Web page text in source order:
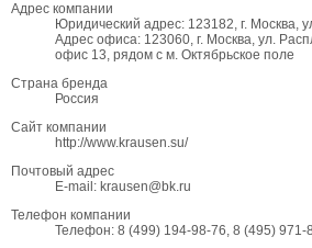
Адрес компании
Юридический адрес: 123182, г. Москва,
Адрес офиса: 123060, г. Москва, ул.
офис 13, рядом с м. Октябрьское поле
Страна бренда
Россия
Сайт компании
http://www.krausen.su/
Почтовый адрес
E-mail: krausen@bk.ru
Телефон компании
Телефон: 8 (499) 194-98-76, 8 (495) 971-